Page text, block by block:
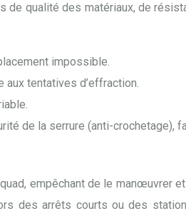
qualité des matériaux, de
impossible.
tentatives d’effraction.
de la serrure (anti-crochetage),
empêchant de le manœuvrer
des arrêts courts ou des